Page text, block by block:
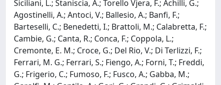
Siciliani, L.; Staniscia, A.; Torello Vjera, F.; Achilli, G.;
Agostinelli, A.; Antoci, V.; Ballesio, A.; Banfi, F.;
Barteselli, C.; Benedetti, I.; Brattoli, M.; Calabretta, F.;
Cambie, G.; Canta, R.; Conca, F.; Coppola, L.;
Cremonte, E. M.; Croce, G.; Del Rio, V.; Di Terlizzi, F.;
Ferrari, M. G.; Ferrari, S.; Fiengo, A.; Forni, T.; Freddi,
G.; Frigerio, C.; Fumoso, F.; Fusco, A.; Gabba, M.;